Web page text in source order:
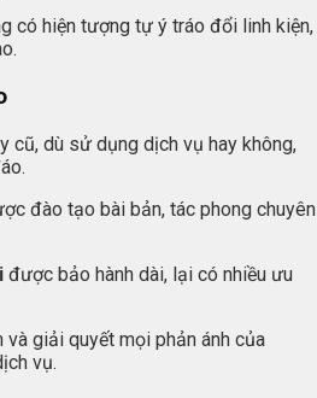
có hiện tượng tự ý tráo đổi linh kiện,
cũ, dù sử dụng dịch vụ hay không,
đào tạo bài bản, tác phong chuyên
được bảo hành dài, lại có nhiều ưu
giải quyết mọi phản ánh của
vụ.